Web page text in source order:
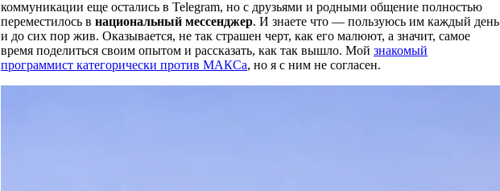
коммуникации еще остались в Telegram, но с друзьями и родными общение полностью
переместилось в национальный мессенджер. И знаете что — пользуюсь им каждый день
и до сих пор жив. Оказывается, не так страшен черт, как его малюют, а значит, самое
время поделиться своим опытом и рассказать, как так вышло. Мой знакомый
программист категорически против МАКСа, но я с ним не согласен.